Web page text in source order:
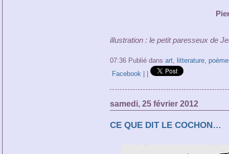
illustration : le petit paresseux de
07:36 Publié dans art, litterature,
Facebook
samedi, 25 février 2012
CE QUE DIT LE COCHON…